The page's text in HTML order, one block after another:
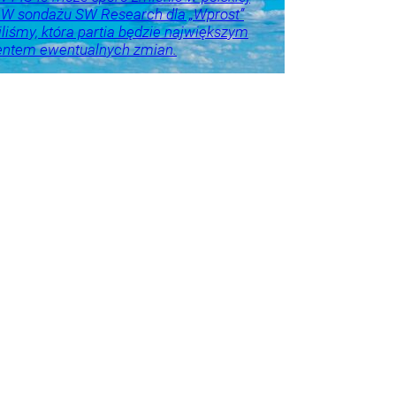
sondażu SW Research dla „Wprost”
która partia będzie największym
ewentualnych zmian.